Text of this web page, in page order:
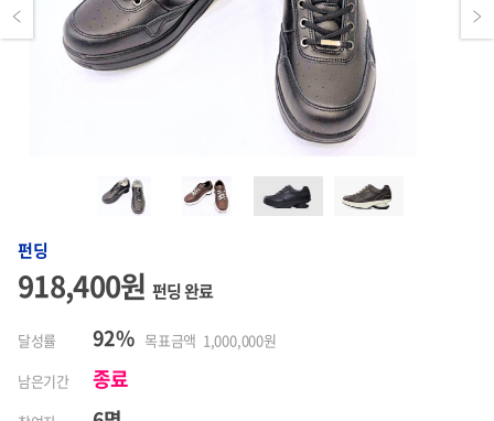
Previous Next
펀딩
918,400원 펀딩 완료
달성률 92% 목표금액 1,000,000원
남은기간
종료